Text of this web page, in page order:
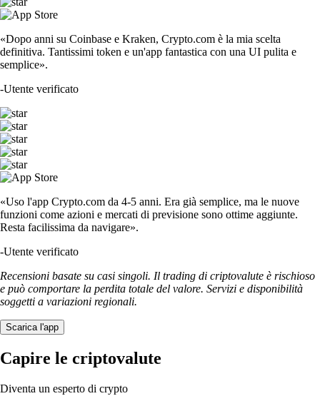
«Dopo anni su Coinbase e Kraken, Crypto.com è la mia scelta
definitiva. Tantissimi token e un'app fantastica con una UI pulita e
semplice».
-Utente verificato
«Uso l'app Crypto.com da 4-5 anni. Era già semplice, ma le nuove
funzioni come azioni e mercati di previsione sono ottime aggiunte.
Resta facilissima da navigare».
-Utente verificato
Recensioni basate su casi singoli. Il trading di criptovalute è rischioso
e può comportare la perdita totale del valore. Servizi e disponibilità
soggetti a variazioni regionali.
Scarica l'app
Capire le criptovalute
Diventa un esperto di crypto